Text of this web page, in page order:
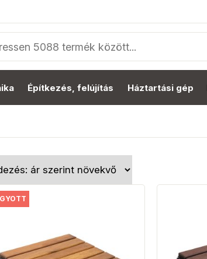
Építkezés, felújítás Háztartási gép